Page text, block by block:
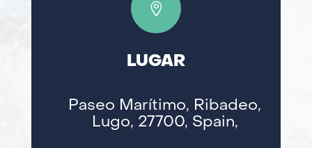

LUGAR
Paseo Marítimo, Ribadeo,
Lugo, 27700, Spain,